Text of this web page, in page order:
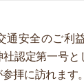
通安全のご利
認定第一号と
拝に訪れます。